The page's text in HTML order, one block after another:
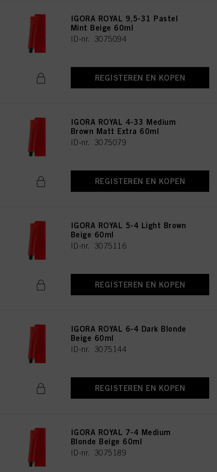
IGORA ROYAL 9,5-31 Pastel
Mint Beige 60ml
ID-nr. 3075094
REGISTEREN EN KOPEN
IGORA ROYAL 4-33 Medium
Brown Matt Extra 60ml
ID-nr. 3075079
REGISTEREN EN KOPEN
IGORA ROYAL 5-4 Light Brown
Beige 60ml
ID-nr. 3075116
REGISTEREN EN KOPEN
IGORA ROYAL 6-4 Dark Blonde
Beige 60ml
ID-nr. 3075144
REGISTEREN EN KOPEN
IGORA ROYAL 7-4 Medium
Blonde Beige 60ml
ID-nr. 3075189